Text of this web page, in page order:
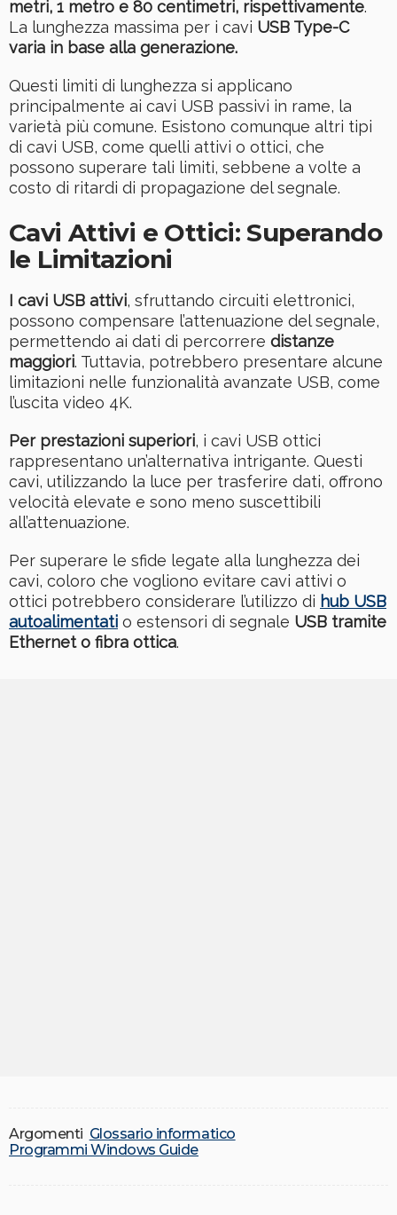
metri, 1 metro e 80 centimetri, rispettivamente.
La lunghezza massima per i cavi USB Type-C
varia in base alla generazione.
Questi limiti di lunghezza si applicano
principalmente ai cavi USB passivi in rame, la
varietà più comune. Esistono comunque altri tipi
di cavi USB, come quelli attivi o ottici, che
possono superare tali limiti, sebbene a volte a
costo di ritardi di propagazione del segnale.
Cavi Attivi e Ottici: Superando
le Limitazioni
I cavi USB attivi, sfruttando circuiti elettronici,
possono compensare l’attenuazione del segnale,
permettendo ai dati di percorrere distanze
maggiori. Tuttavia, potrebbero presentare alcune
limitazioni nelle funzionalità avanzate USB, come
l’uscita video 4K.
Per prestazioni superiori, i cavi USB ottici
rappresentano un’alternativa intrigante. Questi
cavi, utilizzando la luce per trasferire dati, offrono
velocità elevate e sono meno suscettibili
all’attenuazione.
Per superare le sfide legate alla lunghezza dei
cavi, coloro che vogliono evitare cavi attivi o
ottici potrebbero considerare l’utilizzo di hub USB
autoalimentati o estensori di segnale USB tramite
Ethernet o fibra ottica.
Argomenti Glossario informatico
Programmi Windows Guide